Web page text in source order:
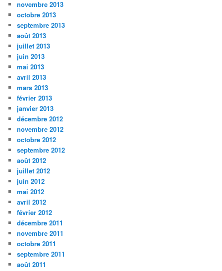
novembre 2013
octobre 2013
septembre 2013
août 2013
juillet 2013
juin 2013
mai 2013
avril 2013
mars 2013
février 2013
janvier 2013
décembre 2012
novembre 2012
octobre 2012
septembre 2012
août 2012
juillet 2012
juin 2012
mai 2012
avril 2012
février 2012
décembre 2011
novembre 2011
octobre 2011
septembre 2011
août 2011